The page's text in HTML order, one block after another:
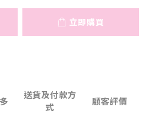
立即購買
送貨及付款方
式
顧客評價